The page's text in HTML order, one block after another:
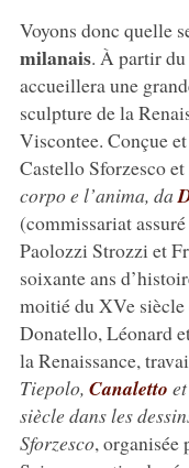
Voyons donc quelle
milanais. À partir
accueillera une
sculpture de la
Viscontee. Conçue
Castello Sforzesco
corpo e l’anima, da
(commissariat
Paolozzi Strozzi et
soixante ans
moitié du XVe
Donatello, Léonard
la Renaissance,
Tiepolo, Canaletto
siècle dans les
Sforzesco, organisée